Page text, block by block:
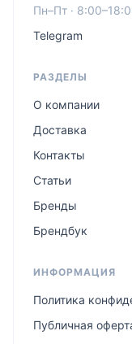
Пн–Пт ·
Telegram
РАЗДЕЛЫ
О компании
Доставка
Контакты
Статьи
Бренды
Брендбук
ИНФОРМАЦИЯ
Политика
Публичная